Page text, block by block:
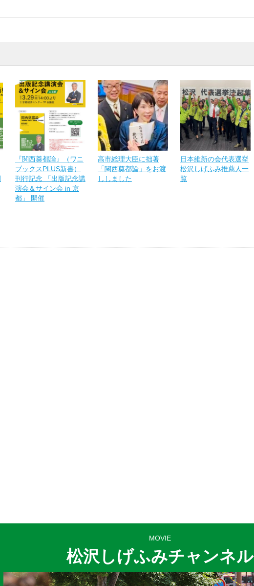
『関西奠都論』（ワニ
ブックスPLUS新書）
刊行記念 「出版記念講
演会＆サイン会 in 京
都」 開催
高市総理大臣に拙著
「関西奠都論」をお渡
ししました
日本維新の会代表選挙
松沢しげふみ推薦人一
覧
MOVIE
松沢しげふみチャンネル